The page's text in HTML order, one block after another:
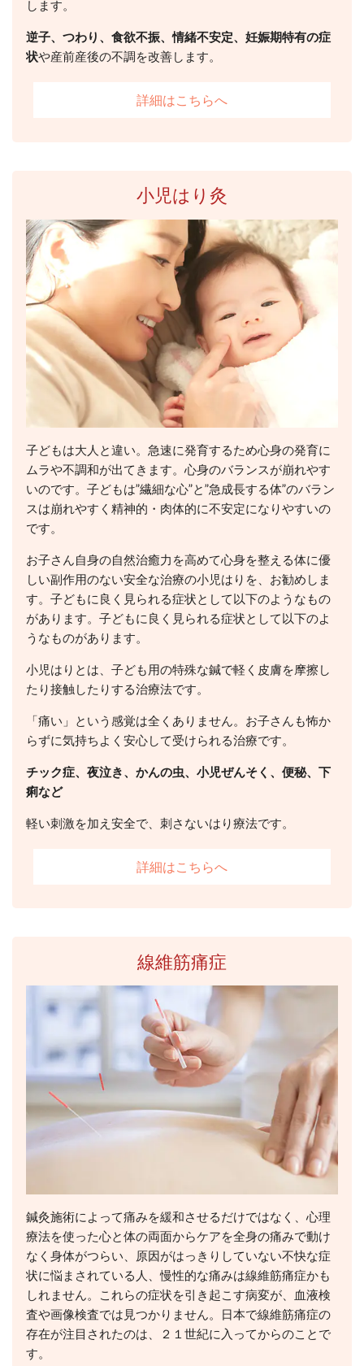
します。
逆子、つわり、食欲不振、情緒不安定、妊娠期特有の症
状や産前産後の不調を改善します。
詳細はこちらへ
小児はり灸
子どもは大人と違い。急速に発育するため心身の発育に
ムラや不調和が出てきます。心身のバランスが崩れやす
いのです。子どもは”繊細な心”と”急成長する体”のバラン
スは崩れやすく精神的・肉体的に不安定になりやすいの
です。
お子さん自身の自然治癒力を高めて心身を整える体に優
しい副作用のない安全な治療の小児はりを、お勧めしま
す。子どもに良く見られる症状として以下のようなもの
があります。子どもに良く見られる症状として以下のよ
うなものがあります。
小児はりとは、子ども用の特殊な鍼で軽く皮膚を摩擦し
たり接触したりする治療法です。
「痛い」という感覚は全くありません。お子さんも怖か
らずに気持ちよく安心して受けられる治療です。
チック症、夜泣き、かんの虫、小児ぜんそく、便秘、下
痢など
軽い刺激を加え安全で、刺さないはり療法です。
詳細はこちらへ
線維筋痛症
鍼灸施術によって痛みを緩和させるだけではなく、心理
療法を使った心と体の両面からケアを全身の痛みで動け
なく身体がつらい、原因がはっきりしていない不快な症
状に悩まされている人、慢性的な痛みは線維筋痛症かも
しれません。これらの症状を引き起こす病変が、血液検
査や画像検査では見つかりません。日本で線維筋痛症の
存在が注目されたのは、２１世紀に入ってからのことで
す。